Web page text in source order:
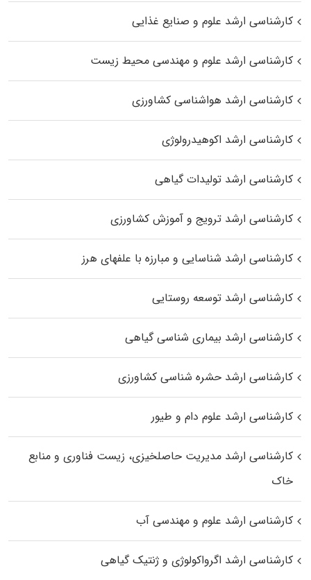
کارشناسی ارشد علوم و صنایع غذایی
کارشناسی ارشد علوم و مهندسی محیط زیست
کارشناسی ارشد هواشناسی کشاورزی
کارشناسی ارشد اکوهیدرولوژی
کارشناسی ارشد تولیدات گیاهی
کارشناسی ارشد ترویج و آموزش کشاورزی
کارشناسی ارشد شناسایی و مبارزه با علفهای هرز
کارشناسی ارشد توسعه روستایی
کارشناسی ارشد بیماری‌ شناسی گیاهی
کارشناسی ارشد حشره‌ شناسی کشاورزی
کارشناسی ارشد علوم دام و طیور
کارشناسی ارشد مدیریت حاصلخیزی، زیست فناوری و منابع
خاک
کارشناسی ارشد علوم و مهندسی آب
کارشناسی ارشد اگرواکولوژی و ژنتیک گیاهی